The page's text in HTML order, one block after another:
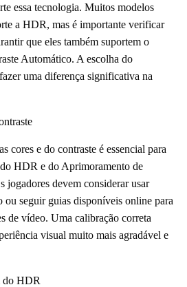
essa tecnologia. Muitos modelos
a HDR, mas é importante verificar
que eles também suportem o
Automático. A escolha do
uma diferença significativa na
cores e do contraste é essencial para
HDR e do Aprimoramento de
jogadores devem considerar usar
ou seguir guias disponíveis online para
de vídeo. Uma calibração correta
visual muito mais agradável e
do HDR